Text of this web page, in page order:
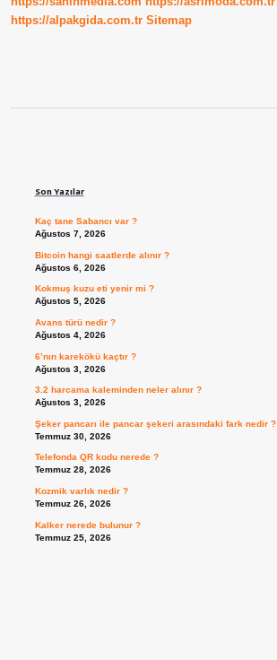
https://alpakgida.com.tr Sitemap
Son Yazılar
Kaç tane Sabancı var ?
Ağustos 7, 2026
Bitcoin hangi saatlerde alınır ?
Ağustos 6, 2026
Kokmuş kuzu eti yenir mi ?
Ağustos 5, 2026
Avans türü nedir ?
Ağustos 4, 2026
6’nın karekökü kaçtır ?
Ağustos 3, 2026
3.2 harcama kaleminden neler alınır ?
Ağustos 3, 2026
Şeker pancarı ile pancar şekeri arasındaki fark nedir ?
Temmuz 30, 2026
Telefonda QR kodu nerede ?
Temmuz 28, 2026
Kozmik varlık nedir ?
Temmuz 26, 2026
Kalker nerede bulunur ?
Temmuz 25, 2026